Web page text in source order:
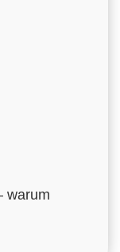
warum